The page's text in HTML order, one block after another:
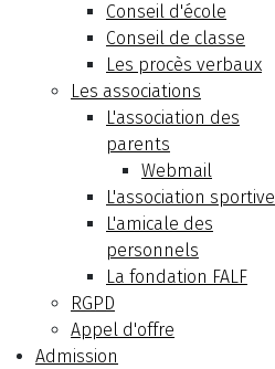
Conseil d'école
Conseil de classe
Les procès verbaux
Les associations
L'association des
parents
Webmail
L'association sportive
L'amicale des
personnels
La fondation FALF
RGPD
Appel d'offre
Admission